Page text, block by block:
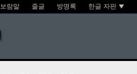
보람말 줄글 방명록 한글 자판